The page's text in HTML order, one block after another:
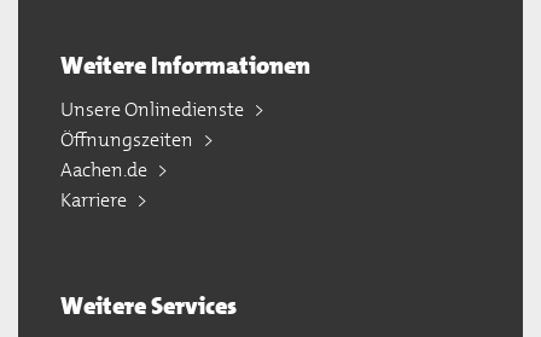
Weitere Informationen
Unsere Onlinedienste
Öffnungszeiten
Aachen.de
Karriere
Weitere Services